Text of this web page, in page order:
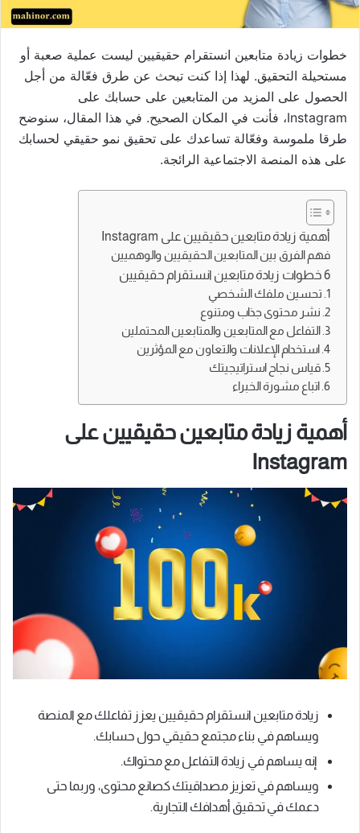
خطوات زيادة متابعين انستقرام حقيقيين ليست عملية صعبة أو
مستحيلة التحقيق. لهذا إذا كنت تبحث عن طرق فعّالة من أجل
الحصول على المزيد من المتابعين على حسابك على
Instagram، فأنت في المكان الصحيح. في هذا المقال، سنوضح
طرقا ملموسة وفعّالة تساعدك على تحقيق نمو حقيقي لحسابك
على هذه المنصة الاجتماعية الرائجة.
أهمية زيادة متابعين حقيقيين على Instagram
فهم الفرق بين المتابعين الحقيقيين والوهميين
6 خطوات زيادة متابعين انستقرام حقيقيين
1. تحسين ملفك الشخصي
2. نشر محتوى جذاب ومتنوع
3. التفاعل مع المتابعين والمتابعين المحتملين
4. استخدام الإعلانات والتعاون مع المؤثرين
5. قياس نجاح استراتيجيتك
6. اتباع مشورة الخبراء
أهمية زيادة متابعين حقيقيين على
Instagram
زيادة متابعين انستقرام حقيقيين يعزز تفاعلك مع المنصة
ويساهم في بناء مجتمع حقيقي حول حسابك.
إنه يساهم في زيادة التفاعل مع محتواك.
ويساهم في تعزيز مصداقيتك كصانع محتوى، وربما حتى
دعمك في تحقيق أهدافك التجارية.